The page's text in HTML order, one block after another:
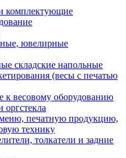
комплектующие
ювелирные
складские напольные
(весы с печатью
весовому оборудованию
оргстекла
печатную продукцию,
технику
толкатели и задние